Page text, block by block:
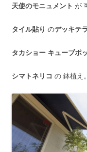
天使のモニュメント が
タイル貼り のデッキテ
タカショー キューブポ
シマトネリコ の 鉢植え。